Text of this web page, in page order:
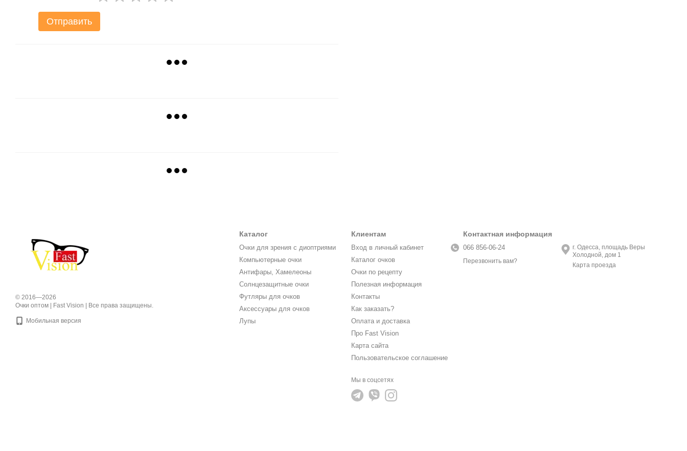
Отправить
© 2016—2026
Очки оптом | Fast Vision | Все права защищены.
Мобильная версия
Каталог
Очки для зрения с диоптриями
Компьютерные очки
Антифары, Хамелеоны
Солнцезащитные очки
Футляры для очков
Аксессуары для очков
Лупы
Клиентам
Вход в личный кабинет
Каталог очков
Очки по рецепту
Полезная информация
Контакты
Как заказать?
Оплата и доставка
Про Fast Vision
Карта сайта
Пользовательское соглашение
Мы в соцсетях
Контактная информация
066 856-06-24
Перезвонить вам?
г. Одесса, площадь Веры
Холодной, дом 1
Карта проезда